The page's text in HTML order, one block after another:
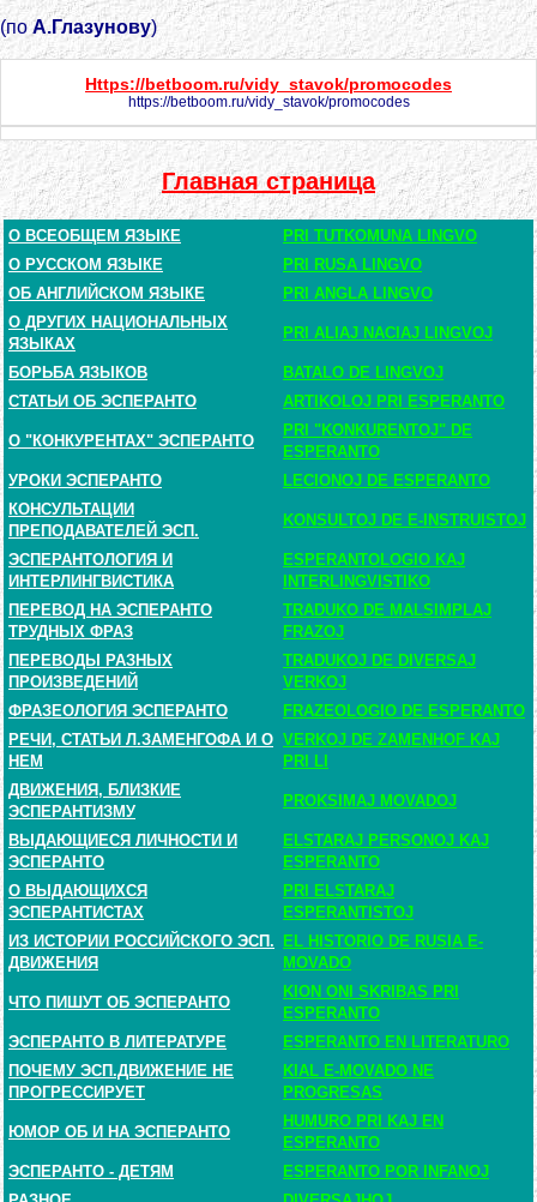
(поА.Глазунову)
Https://betboom.ru/vidy_stavok/promocodes
https://betboom.ru/vidy_stavok/promocodes
Главная страница
О ВСЕОБЩЕМ ЯЗЫКЕ
PRI TUTKOMUNA LINGVO
О РУССКОМ ЯЗЫКЕ
PRI RUSA LINGVO
ОБ АНГЛИЙСКОМ ЯЗЫКЕ
PRI ANGLA LINGVO
О ДРУГИХ НАЦИОНАЛЬНЫХ
ЯЗЫКАХ
PRI ALIAJ NACIAJ LINGVOJ
БОРЬБА ЯЗЫКОВ
BATALO DE LINGVOJ
СТАТЬИ ОБ ЭСПЕРАНТО
ARTIKOLOJ PRI ESPERANTO
О "КОНКУРЕНТАХ" ЭСПЕРАНТО
PRI "KONKURENTOJ" DE
ESPERANTO
УРОКИ ЭСПЕРАНТО
LECIONOJ DE ESPERANTO
КОНСУЛЬТАЦИИ
ПРЕПОДАВАТЕЛЕЙ ЭСП.
KONSULTOJ DE E-INSTRUISTOJ
ЭСПЕРАНТОЛОГИЯ И
ИНТЕРЛИНГВИСТИКА
ESPERANTOLOGIO KAJ
INTERLINGVISTIKO
ПЕРЕВОД НА ЭСПЕРАНТО
ТРУДНЫХ ФРАЗ
TRADUKO DE MALSIMPLAJ
FRAZOJ
ПЕРЕВОДЫ РАЗНЫХ
ПРОИЗВЕДЕНИЙ
TRADUKOJ DE DIVERSAJ
VERKOJ
ФРАЗЕОЛОГИЯ ЭСПЕРАНТО
FRAZEOLOGIO DE ESPERANTO
РЕЧИ, СТАТЬИ Л.ЗАМЕНГОФА И О
НЕМ
VERKOJ DE ZAMENHOF KAJ
PRI LI
ДВИЖЕНИЯ, БЛИЗКИЕ
ЭСПЕРАНТИЗМУ
PROKSIMAJ MOVADOJ
ВЫДАЮЩИЕСЯ ЛИЧНОСТИ И
ЭСПЕРАНТО
ELSTARAJ PERSONOJ KAJ
ESPERANTO
О ВЫДАЮЩИХСЯ
ЭСПЕРАНТИСТАХ
PRI ELSTARAJ
ESPERANTISTOJ
ИЗ ИСТОРИИ РОССИЙСКОГО ЭСП.
ДВИЖЕНИЯ
EL HISTORIO DE RUSIA E-
MOVADO
ЧТО ПИШУТ ОБ ЭСПЕРАНТО
KION ONI SKRIBAS PRI
ESPERANTO
ЭСПЕРАНТО В ЛИТЕРАТУРЕ
ESPERANTO EN LITERATURO
ПОЧЕМУ ЭСП.ДВИЖЕНИЕ НЕ
ПРОГРЕССИРУЕТ
KIAL E-MOVADO NE
PROGRESAS
ЮМОР ОБ И НА ЭСПЕРАНТО
HUMURO PRI KAJ EN
ESPERANTO
ЭСПЕРАНТО - ДЕТЯМ
ESPERANTO POR INFANOJ